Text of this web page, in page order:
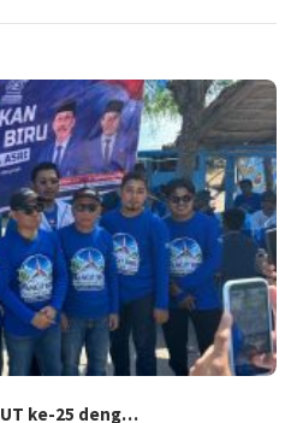
ke-25 deng…